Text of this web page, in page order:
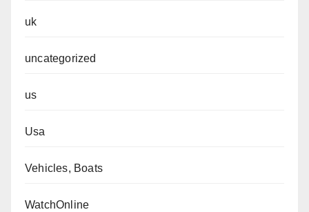
uk
uncategorized
us
Usa
Vehicles, Boats
WatchOnline